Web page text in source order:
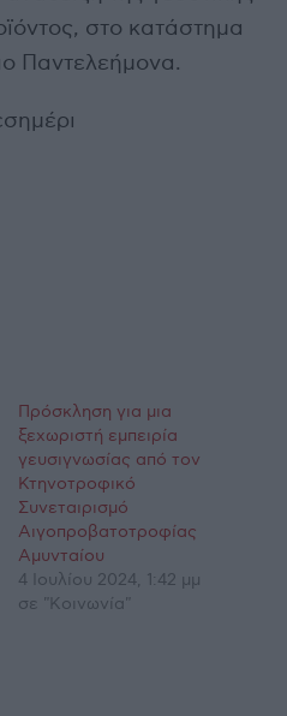
στο κατάστημα
Παντελεήμονα.
Πρόσκληση για μια
ξεχωριστή εμπειρία
γευσιγνωσίας από τον
Κτηνοτροφικό
Συνεταιρισμό
Αιγοπροβατοτροφίας
Αμυνταίου
4 Ιουλίου 2024, 1:42 μμ
σε "Κοινωνία"